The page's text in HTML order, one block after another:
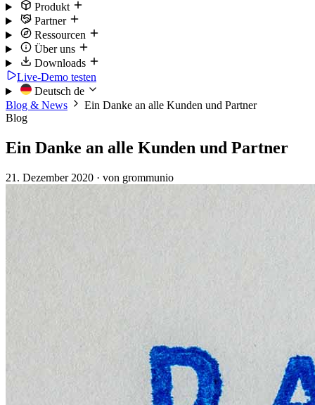
Produkt
Partner
Ressourcen
Über uns
Downloads
Live-Demo testen
Deutsch de
Blog & News
Ein Danke an alle Kunden und Partner
Blog
Ein Danke an alle Kunden und Partner
21. Dezember 2020 · von grommunio